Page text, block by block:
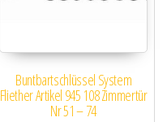
Buntbartschlüssel System
Fliether Artikel 945 108 Zimmertür
Nr 51 – 74